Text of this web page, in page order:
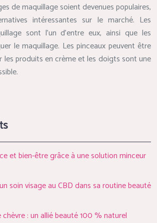
de maquillage soient devenues populaires,
intéressantes sur le marché. Les
sont l’un d’entre eux, ainsi que les
le maquillage. Les pinceaux peuvent être
les produits en crème et les doigts sont une
et bien-être grâce à une solution minceur
soin visage au CBD dans sa routine beauté
: un allié beauté 100 % naturel